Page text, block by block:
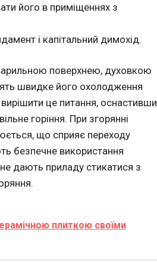
його в приміщеннях з
і капітальний димохід.
поверхнею, духовкою
швидке його охолодження
це питання, оснастивши
горіння. При згорянні
що сприяє переходу
безпечне використання
дають приладу стикатися з
плиткою своїми